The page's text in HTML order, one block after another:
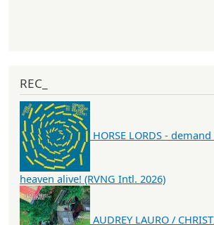
REC_
HORSE LORDS -
heaven alive! (RVNG Intl. 2026)
AUDREY LAURO /